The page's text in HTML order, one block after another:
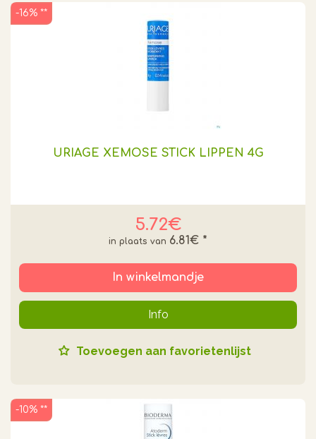
URIAGE XEMOSE STICK LIPPEN 4G
5.72€
6.81€ *
-16% **
In winkelmandje
Info
Toevoegen aan favorietenlijst
-10% **